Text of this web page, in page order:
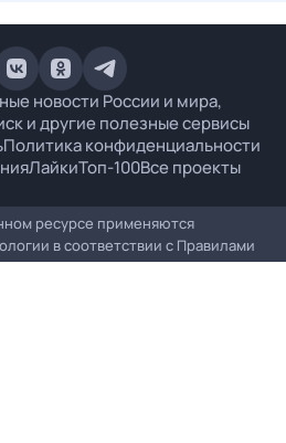
новости России и мира,
и другие полезные сервисы
Политика конфиденциальности
ЛайкиТоп-100Все проекты
ресурсе применяются
в соответствии с Правилами